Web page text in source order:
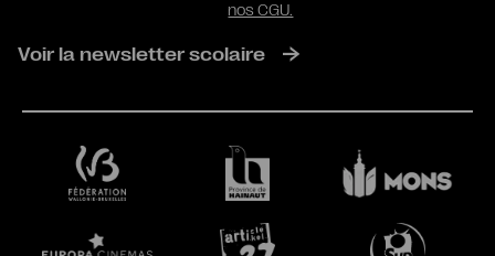
nos CGU.
Voir la newsletter scolaire